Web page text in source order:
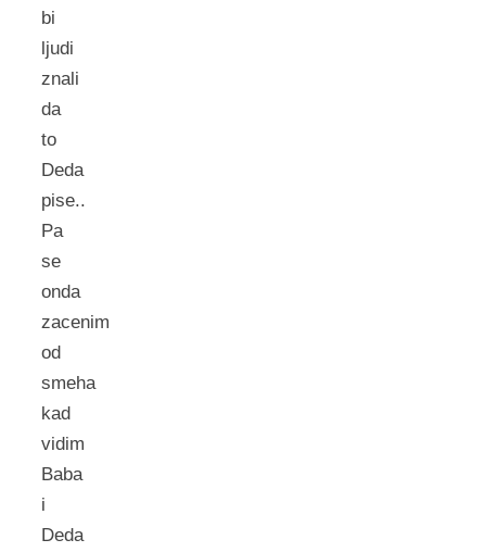
bi
ljudi
znali
da
to
Deda
pise..
Pa
se
onda
zacenim
od
smeha
kad
vidim
Baba
i
Deda